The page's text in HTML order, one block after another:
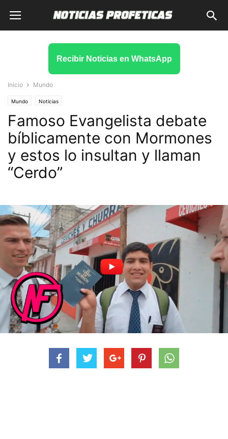
Recibir Noticias en WhatsApp
Inicio Mundo
Mundo Noticias
Famoso Evangelista debate
bíblicamente con Mormones
y estos lo insultan y llaman
“Cerdo”